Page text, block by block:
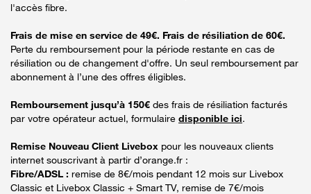
l'accès fibre.
Frais de mise en service de 49€. Frais de résiliation de 60€.
Perte du remboursement pour la période restante en cas de
résiliation ou de changement d'offre. Un seul remboursement par
abonnement à l’une des offres éligibles.
Remboursement jusqu’à 150€ des frais de résiliation facturés
par votre opérateur actuel, formulaire disponible ici.
Remise Nouveau Client Livebox pour les nouveaux clients
internet souscrivant à partir d’orange.fr :
Fibre/ADSL : remise de 8€/mois pendant 12 mois sur Livebox
Classic et Livebox Classic + Smart TV, remise de 7€/mois